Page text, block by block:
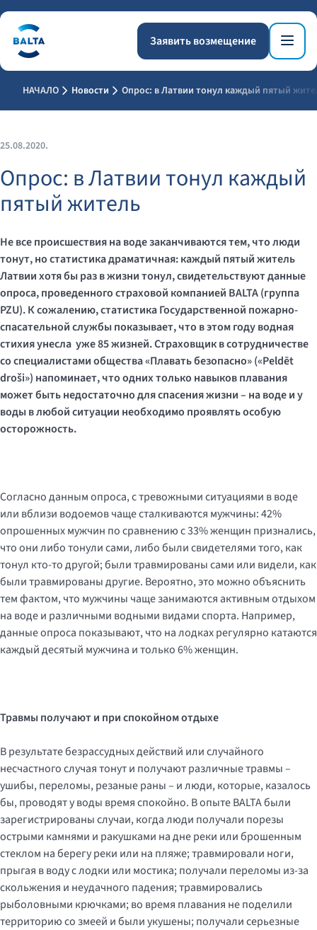
Заявить возмещение
НАЧАЛО Новости Опрос: в Латвии тонул каждый пятый
25.08.2020.
Опрос: в Латвии тонул каждый
пятый житель
Не все происшествия на воде заканчиваютсятем, что люди
тонут, но статистикадраматичная: каждый пятый житель
Латвии хотя бы раз в жизни тонул,свидетельствуютданные
опроса, проведенного страховой компанией BALTA (группа
PZU). К сожалению, статистика Государственной пожарно-
спасательной службы показывает, что в этом году водная
стихия унесла уже 85 жизней. Страховщик в сотрудничестве
со специалистамиобщества«Плавать безопасно»(«Peldēt
droši») напоминает, что однихтолько навыков плавания
может быть недостаточно для спасения жизни– на воде и у
водыв любой ситуации необходимо проявлять особую
осторожность.
Согласно данным опроса, с тревожными ситуациями в воде
или вблизи водоемов чаще сталкиваются мужчины: 42%
опрошенных мужчин по сравнению с 33% женщин признались,
что они либо тонули сами, либо были свидетелями того, как
тонул кто-то другой; были травмированы сами или видели, как
были травмированы другие. Вероятно, это можно объяснить
тем фактом, что мужчины чаще занимаются активным отдыхом
на воде и различными водными видами спорта. Например,
данные опроса показывают, что на лодках регулярно катаются
каждый десятый мужчина и только 6% женщин.
Травмы получают и при спокойномотдыхе
В результате безрассудных действий или случайного
несчастного случая тонут и получают различные травмы –
ушибы, переломы, резаные раны – и люди, которые, казалось
бы, проводят у воды время спокойно. В опыте BALTA были
зарегистрированы случаи, когда люди получали порезы
острыми камнями и ракушками на дне реки или брошенным
стеклом на берегу реки или на пляже; травмировали ноги,
прыгая в воду с лодки или мостика; получали переломы из-за
скольжения и неудачного падения; травмировались
рыболовными крючками; во время плавания не поделили
территорию со змеей и были укушены; получали серьезные